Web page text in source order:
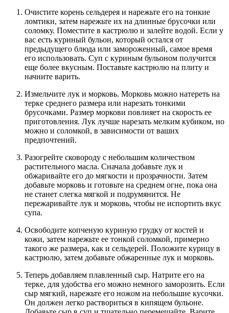
Очистите корень сельдерея и нарежьте его на тонкие
ломтики, затем нарежьте их на длинные брусочки или
соломку. Поместите в кастрюлю и залейте водой. Если у
вас есть куриный бульон, который остался от
предыдущего блюда или замороженный, самое время
его использовать. Суп с куриным бульоном получится
еще более вкусным. Поставьте кастрюлю на плиту и
начните варить.
Измельчите лук и морковь. Морковь можно натереть на
терке среднего размера или нарезать тонкими
брусочками. Размер моркови повлияет на скорость ее
приготовления. Лук лучше нарезать мелким кубиком, но
можно и соломкой, в зависимости от ваших
предпочтений.
Разогрейте сковороду с небольшим количеством
растительного масла. Сначала добавьте лук и
обжаривайте его до мягкости и прозрачности. Затем
добавьте морковь и готовьте на среднем огне, пока она
не станет слегка мягкой и подрумянится. Не
пережаривайте лук и морковь, чтобы не испортить вкус
супа.
Освободите копченую куриную грудку от костей и
кожи, затем нарежьте ее тонкой соломкой, примерно
такого же размера, как и сельдерей. Положите курицу в
кастрюлю, затем добавьте обжаренные лук и морковь.
Теперь добавляем плавленный сыр. Натрите его на
терке, для удобства его можно немного заморозить. Если
сыр мягкий, нарежьте его ножом на небольшие кусочки.
Он должен легко раствориться в кипящем бульоне.